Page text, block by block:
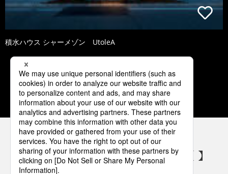
積水ハウス シャーメゾン UtoleA
1 2 3 4
パナソニックの電気設備 SNSアカウント